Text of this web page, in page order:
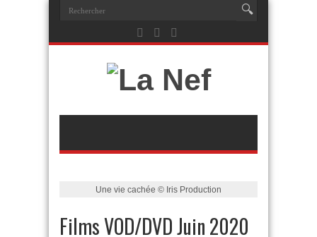
Une vie cachée © Iris Production
Films VOD/DVD Juin 2020